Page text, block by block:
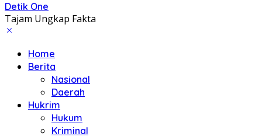
Detik One
Tajam Ungkap Fakta
Home
Berita
Nasional
Daerah
Hukrim
Hukum
Kriminal